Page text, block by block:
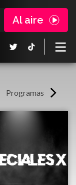
Al aire
Programas